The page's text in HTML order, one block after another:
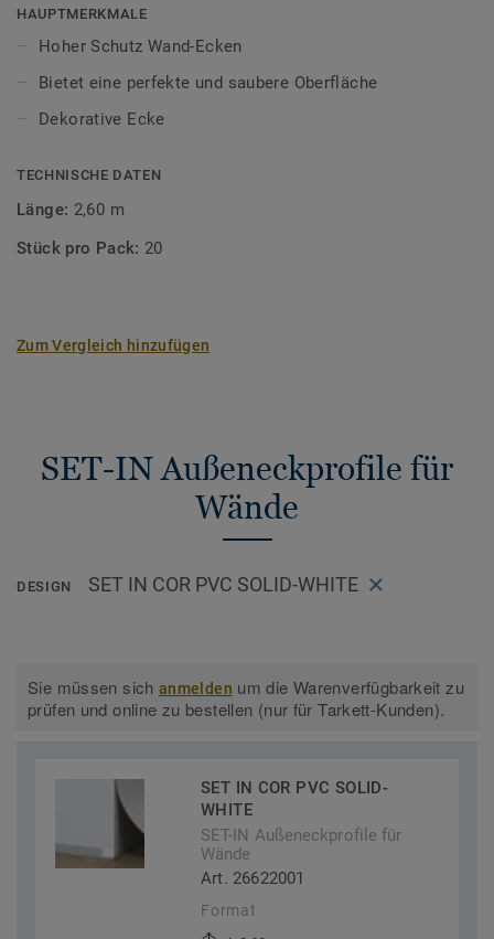
dank ihrer Flexibilität eine einfache Montage.
HAUPTMERKMALE
Hoher Schutz Wand-Ecken
Bietet eine perfekte und saubere Oberfläche
Dekorative Ecke
TECHNISCHE DATEN
Länge: 2,60 m
Stück pro Pack: 20
Zum Vergleich hinzufügen
SET-IN Außeneckprofile für
Wände
DESIGN SET IN COR PVC SOLID-WHITE
Sie müssen sichanmelden um die Warenverfügbarkeit zu
prüfen und online zu bestellen (nur für Tarkett-Kunden).
SET IN COR PVC SOLID-
WHITE
SET-IN Außeneckprofile für
Wände
Art. 26622001
Format